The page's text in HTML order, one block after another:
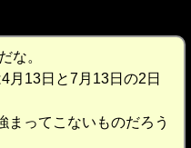
な。
月13日と7月13日の2日
まってこないものだろう